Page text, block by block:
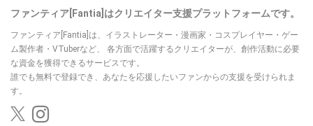
ファンティア[Fantia]はクリエイター支援プラットフォームです。
ファンティア[Fantia]は、イラストレーター・漫画家・コスプレイヤー・ゲー
ム製作者・VTuberなど、
各方面で活躍するクリエイターが、創作活動に必要
な資金を獲得できるサービスです。
誰でも無料で登録でき、あなたを応援したいファンからの支援を受けられま
す。